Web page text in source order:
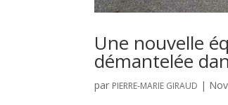
Une nouvelle
démantelée
par PIERRE-MARIE GIRAUD |